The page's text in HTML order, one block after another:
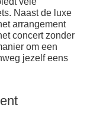
Naast de luxe
arrangement
concert zonder
om een
jezelf eens